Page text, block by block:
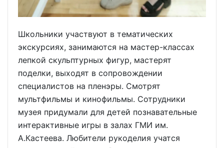
Школьники участвуют в тематических
экскурсиях, занимаются на мастер-классах
лепкой скульптурных фигур, мастерят
поделки, выходят в сопровождении
специалистов на пленэры. Смотрят
мультфильмы и кинофильмы. Сотрудники
музея придумали для детей познавательные
интерактивные игры в залах ГМИ им.
А.Кастеева. Любители рукоделия учатся